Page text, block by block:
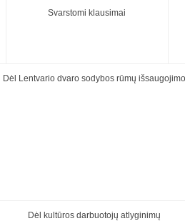
Svarstomi klausimai
Dėl Lentvario dvaro sodybos rūmų išsaugojimo
Dėl kultūros darbuotojų atlyginimų